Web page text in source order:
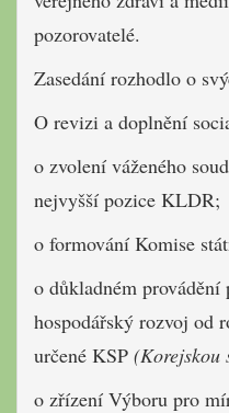
pozorovatelé.
Zasedání rozhodlo o
O revizi a doplnění
o zvolení váženého
nejvyšší pozice KLDR;
o formování Komise
o důkladném
hospodářský rozvoj od
určené KSP (Korejskou
o zřízení Výboru pro